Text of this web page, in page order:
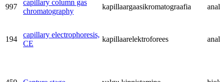
997
capillary column gas
chromatography
kapillaargaasikromatograafia
194
capillary electrophoresis,
CE
kapillaarelektroforees